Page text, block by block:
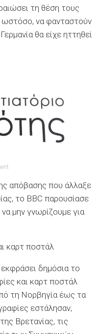
τη θέση τους
ωστόσο, να φανταστούν
θα είχε ηττηθεί
απόβασης που άλλαξε
το BBC παρουσίασε
μην γνωρίζουμε για
καρτ ποστάλ
δημόσια το
και καρτ ποστάλ
τη Νορβηγία έως τα
εστάλησαν,
Βρετανίας, τις